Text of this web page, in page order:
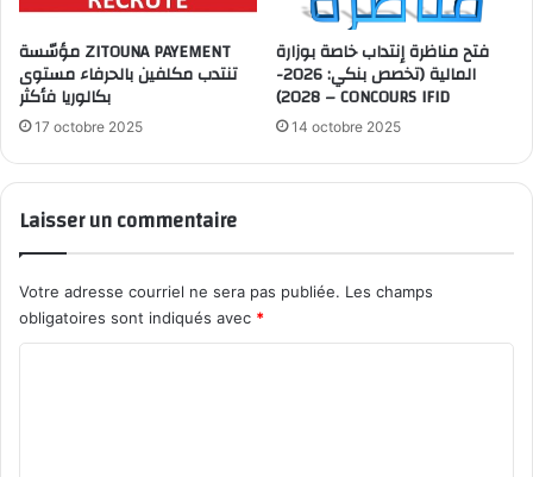
مؤسّسة ZITOUNA PAYEMENT
تنتدب مكلفين بالحرفاء مستوى
بكالوريا فأكثر
17 octobre 2025
فتح مناظرة إنتداب خاصة بوزارة
المالية (تخصص بنكي: 2026-
2028) – CONCOURS IFID
14 octobre 2025
Laisser un commentaire
Votre adresse courriel ne sera pas publiée. Les champs
obligatoires sont indiqués avec *